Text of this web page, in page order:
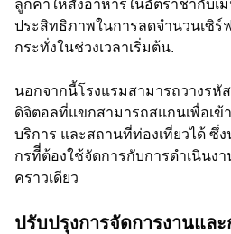
ลูกค้าให้สั่งอาหารในอัตราช้ากับเ
ประสิทธิภาพในการลดจำนวนเซิร์
กระทั่งในช่วงเวลาเริ่มต้น.
นอกจากนี้โรงแรมสามารถวางรหั
ดิจิตอลที่แขกสามารถสแกนเพื่อเข้
บริการ และสถานที่ท่องเที่ยวได้ ซึ่
กรทีี่ต้องใช้จัดการกับการดำเนินง
คราวเดียว
ปรับปรุงการจัดการงานแล